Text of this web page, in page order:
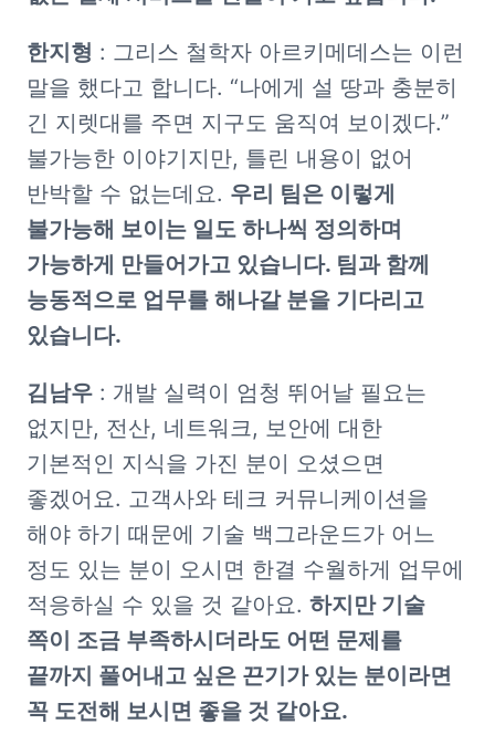
한지형 : 그리스 철학자 아르키메데스는 이런
말을 했다고 합니다. “나에게 설 땅과 충분히
긴 지렛대를 주면 지구도 움직여 보이겠다.”
불가능한 이야기지만, 틀린 내용이 없어
반박할 수 없는데요. 우리 팀은 이렇게
불가능해 보이는 일도 하나씩 정의하며
가능하게 만들어가고 있습니다. 팀과 함께
능동적으로 업무를 해나갈 분을 기다리고
있습니다.
김남우 : 개발 실력이 엄청 뛰어날 필요는
없지만, 전산, 네트워크, 보안에 대한
기본적인 지식을 가진 분이 오셨으면
좋겠어요. 고객사와 테크 커뮤니케이션을
해야 하기 때문에 기술 백그라운드가 어느
정도 있는 분이 오시면 한결 수월하게 업무에
적응하실 수 있을 것 같아요. 하지만 기술
쪽이 조금 부족하시더라도 어떤 문제를
끝까지 풀어내고 싶은 끈기가 있는 분이라면
꼭 도전해 보시면 좋을 것 같아요.